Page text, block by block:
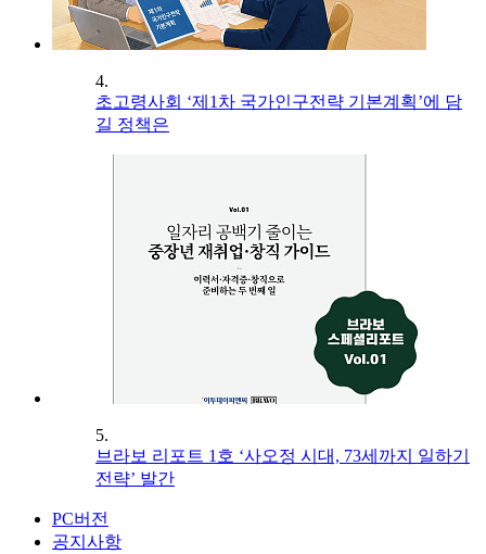
4.
초고령사회 ‘제1차 국가인구전략 기본계획’에 담
길 정책은
5.
브라보 리포트 1호 ‘사오정 시대, 73세까지 일하기
전략’ 발간
PC버전
공지사항